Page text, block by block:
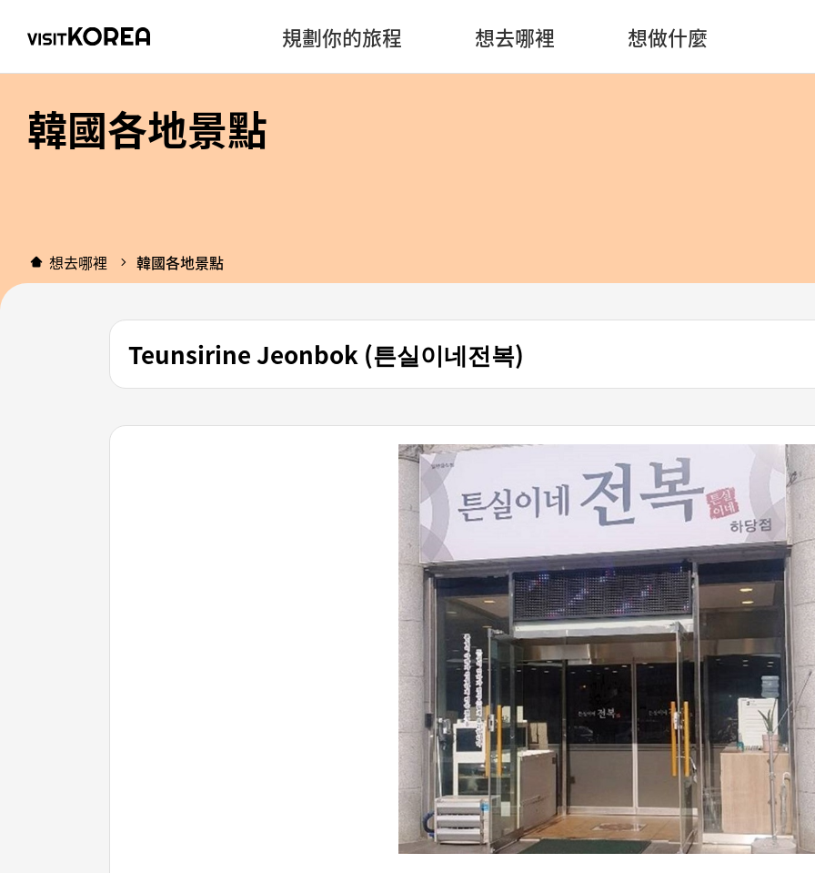
規劃你的旅程 想去哪裡 想做什麼
韓國各地景點
想去哪裡 韓國各地景點
Teunsirine Jeonbok (튼실이네전복)